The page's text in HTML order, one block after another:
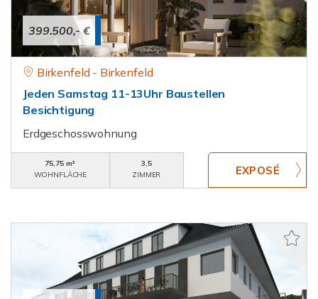
399.500,- €
Birkenfeld - Birkenfeld
Jeden Samstag 11-13Uhr Baustellen
Besichtigung
Erdgeschosswohnung
75,75 m²
WOHNFLÄCHE
3,5
ZIMMER